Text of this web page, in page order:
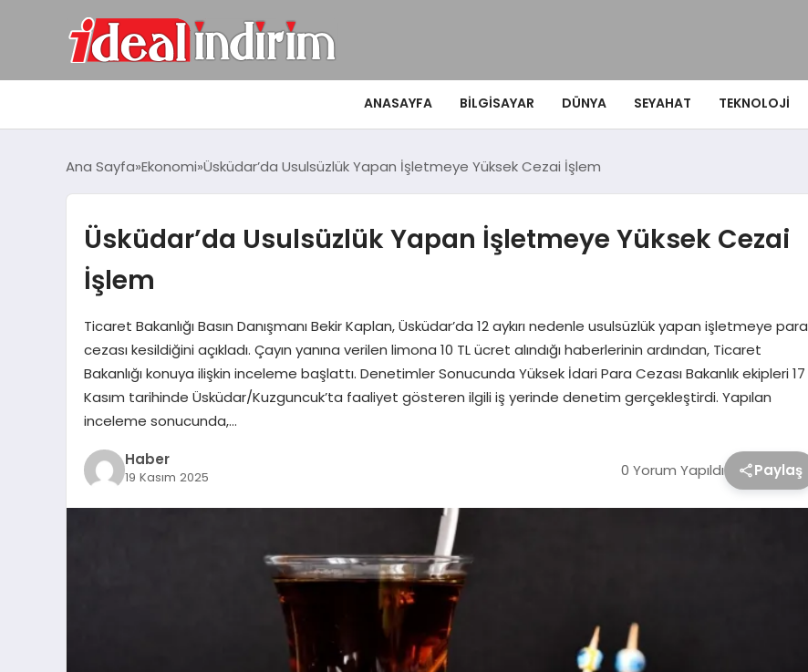
ANASAYFA BILGISAYAR DÜNYA SEYAHAT TEKNOLOJI
Ana Sayfa Ekonomi Üsküdar’da Usulsüzlük Yapan İşletmeye Yüksek Cezai İşlem
Üsküdar’da Usulsüzlük Yapan İşletmeye Yüksek Cezai
İşlem
Ticaret Bakanlığı Basın Danışmanı Bekir Kaplan, Üsküdar’da 12 aykırı nedenle usulsüzlük yapan işletmeye para
cezası kesildiğini açıkladı. Çayın yanına verilen limona 10 TL ücret alındığı haberlerinin ardından, Ticaret
Bakanlığı konuya ilişkin inceleme başlattı. Denetimler Sonucunda Yüksek İdari Para Cezası Bakanlık ekipleri 17
Kasım tarihinde Üsküdar/Kuzguncuk’ta faaliyet gösteren ilgili iş yerinde denetim gerçekleştirdi. Yapılan
inceleme sonucunda,…
Haber
19 Kasım 2025 0 Yorum Yapıldı Paylaş